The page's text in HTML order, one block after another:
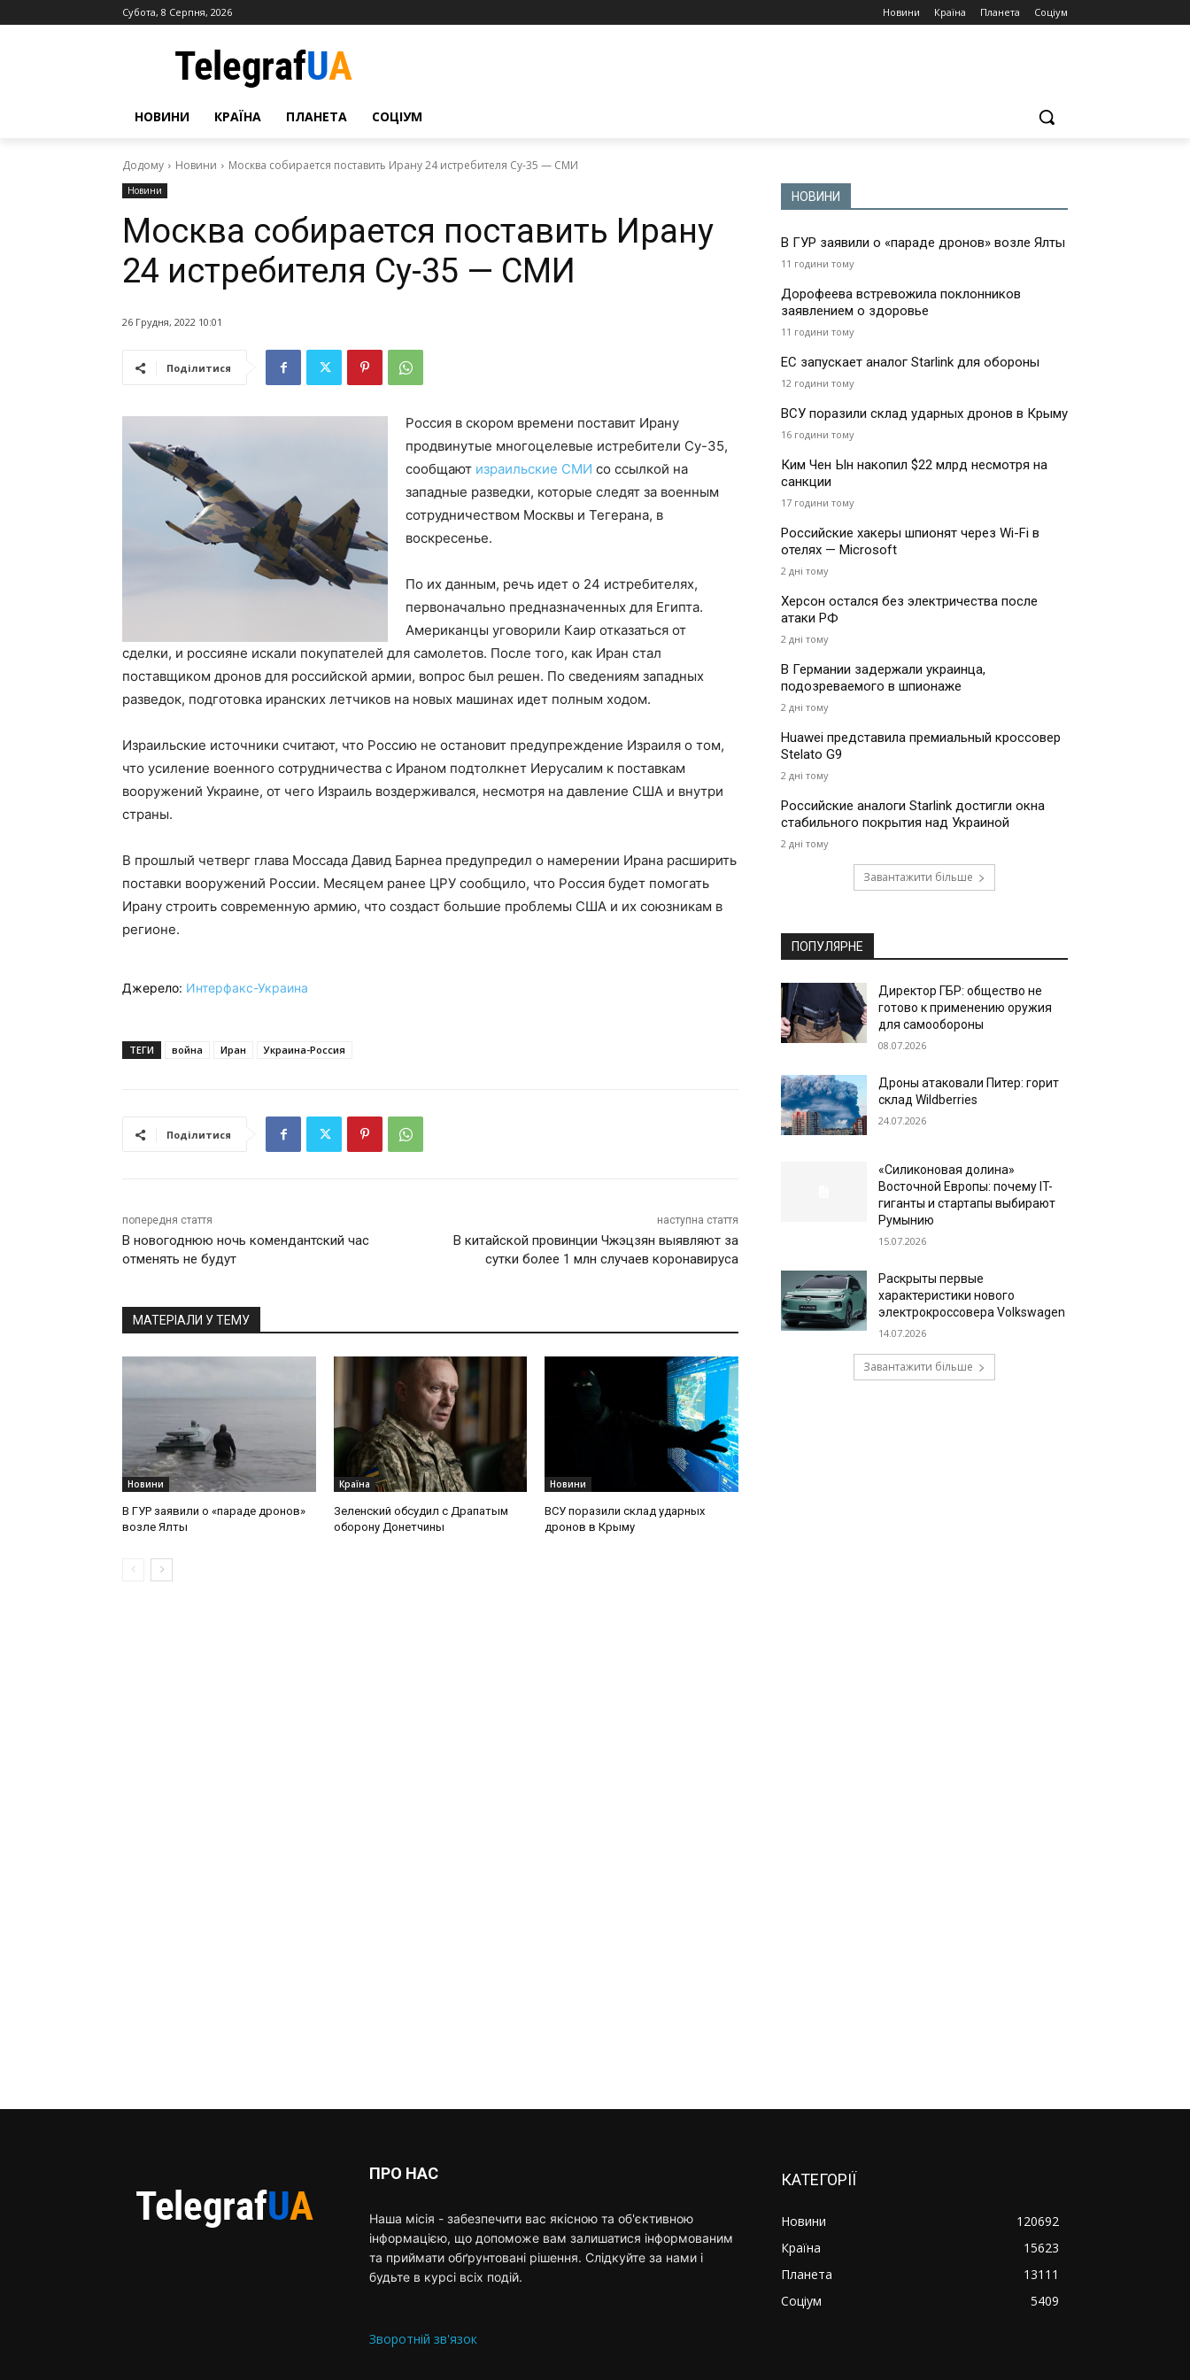
Субота, 8 Серпня, 2026 Новини Країна Планета Соціум
НОВИНИ КРАЇНА ПЛАНЕТА СОЦІУМ
Додому Новини Москва собирается поставить Ирану 24 истребителя Су-35 — СМИ
Новини
Москва собирается поставить Ирану
24 истребителя Су-35 — СМИ
26 Грудня, 2022 10:01
Поділитися
Россия в скором времени поставит Ирану
продвинутые многоцелевые истребители Су-35,
сообщают израильские СМИ со ссылкой на
западные разведки, которые следят за военным
сотрудничеством Москвы и Тегерана, в
воскресенье.
По их данным, речь идет о 24 истребителях,
первоначально предназначенных для Египта.
Американцы уговорили Каир отказаться от
сделки, и россияне искали покупателей для самолетов. После того, как Иран стал
поставщиком дронов для российской армии, вопрос был решен. По сведениям западных
разведок, подготовка иранских летчиков на новых машинах идет полным ходом.
Израильские источники считают, что Россию не остановит предупреждение Израиля о том,
что усиление военного сотрудничества с Ираном подтолкнет Иерусалим к поставкам
вооружений Украине, от чего Израиль воздерживался, несмотря на давление США и внутри
страны.
В прошлый четверг глава Моссада Давид Барнеа предупредил о намерении Ирана расширить
поставки вооружений России. Месяцем ранее ЦРУ сообщило, что Россия будет помогать
Ирану строить современную армию, что создаст большие проблемы США и их союзникам в
регионе.
Джерело: Интерфакс-Украина
ТЕГИ война Иран Украина-Россия
Поділитися
попередня стаття
В новогоднюю ночь комендантский час
отменять не будут
наступна стаття
В китайской провинции Чжэцзян выявляют за
сутки более 1 млн случаев коронавируса
МАТЕРІАЛИ У ТЕМУ
Новини
В ГУР заявили о «параде дронов»
возле Ялты
Країна
Зеленский обсудил с Драпатым
оборону Донетчины
Новини
ВСУ поразили склад ударных
дронов в Крыму
НОВИНИ
В ГУР заявили о «параде дронов» возле Ялты
11 години тому
Дорофеева встревожила поклонников
заявлением о здоровье
11 години тому
ЕС запускает аналог Starlink для обороны
12 години тому
ВСУ поразили склад ударных дронов в Крыму
16 години тому
Ким Чен Ын накопил $22 млрд несмотря на
санкции
17 години тому
Российские хакеры шпионят через Wi-Fi в
отелях — Microsoft
2 дні тому
Херсон остался без электричества после
атаки РФ
2 дні тому
В Германии задержали украинца,
подозреваемого в шпионаже
2 дні тому
Huawei представила премиальный кроссовер
Stelato G9
2 дні тому
Российские аналоги Starlink достигли окна
стабильного покрытия над Украиной
2 дні тому
Завантажити більше
ПОПУЛЯРНЕ
Директор ГБР: общество не
готово к применению оружия
для самообороны
08.07.2026
Дроны атаковали Питер: горит
склад Wildberries
24.07.2026
«Силиконовая долина»
Восточной Европы: почему IT-
гиганты и стартапы выбирают
Румынию
15.07.2026
Раскрыты первые
характеристики нового
электрокроссовера Volkswagen
14.07.2026
Завантажити більше
ПРО НАС
Наша місія - забезпечити вас якісною та об'єктивною
інформацією, що допоможе вам залишатися інформованим
та приймати обґрунтовані рішення. Слідкуйте за нами і
будьте в курсі всіх подій.
Зворотній зв'язок
КАТЕГОРІЇ
Новини
120692
Країна
15623
Планета
13111
Соціум
5409